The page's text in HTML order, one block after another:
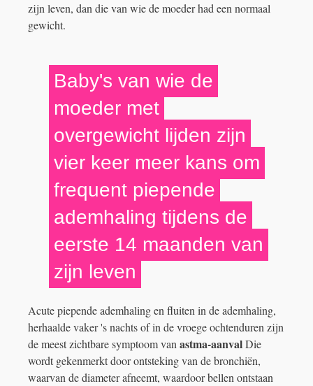
zijn leven, dan die van wie de moeder had een normaal
gewicht.
Baby's van wie de
moeder met
overgewicht lijden zijn
vier keer meer kans om
frequent piepende
ademhaling tijdens de
eerste 14 maanden van
zijn leven
Acute piepende ademhaling en fluiten in de ademhaling,
herhaalde vaker 's nachts of in de vroege ochtenduren zijn
de meest zichtbare symptoom vanastma-aanvalDie
wordt gekenmerkt door ontsteking van de bronchiën,
waarvan de diameter afneemt, waardoor bellen ontstaan ​​